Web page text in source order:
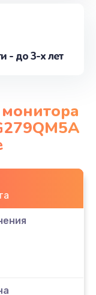
- до 3-х лет